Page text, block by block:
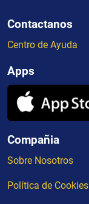
Contactanos
Centro de Ayuda
Apps
Compañia
Sobre Nosotros
Política de Cookies